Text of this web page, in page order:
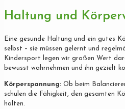
Haltung und
Eine gesunde Haltung und ein gutes
selbst – sie müssen gelernt und
Kindersport legen wir großen Wert
bewusst wahrnehmen und ihn gezielt
Körperspannung: Ob beim
schulen die Fähigkeit, den gesamten
halten.